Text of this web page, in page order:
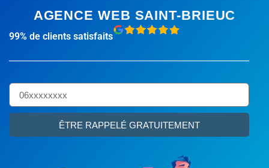
AGENCE WEB SAINT-BRIEUC
99% de clients satisfaits
ÊTRE RAPPELÉ GRATUITEMENT